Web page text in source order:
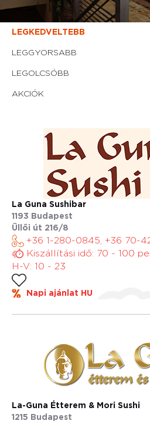
LEGKEDVELTEBB
LEGGYORSABB
LEGOLCSÓBB
AKCIÓK
La Guna Sushibar
1193 Budapest
Üllői út 216/8
+36 1-280-0845, +36 70-
Kiszállítási idő: 70 - 100
H-V: 10 - 23
Napi ajánlat HU
La-Guna Étterem & Mori Sushi
1215 Budapest